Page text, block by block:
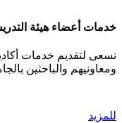
خدمات أعضاء هيئة
نسعى لتقديم خدمات
ومعاونيهم والباحثين
للمزيد